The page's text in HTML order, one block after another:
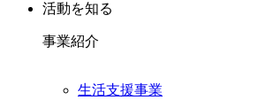
活動を知る
事業紹介
生活支援事業